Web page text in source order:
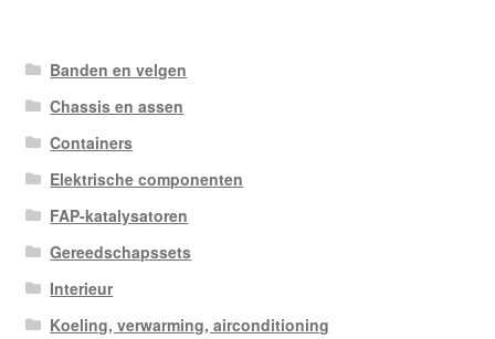
Banden en velgen
Chassis en assen
Containers
Elektrische componenten
FAP-katalysatoren
Gereedschapssets
Interieur
Koeling, verwarming, airconditioning